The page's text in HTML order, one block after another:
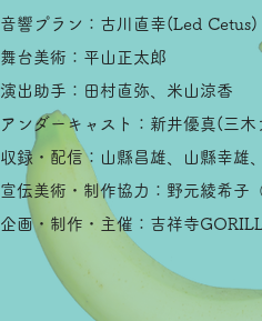
音響プラン：古川直幸(Led Cetus)
舞台美術：平山正太
演出助手：田村直弥、米山涼香
アンダーキャスト：新井優真(三
収録・配信：山縣昌雄、山縣幸雄
宣伝美術・制作協力：野元綾希子
企画・制作・主催：吉祥寺